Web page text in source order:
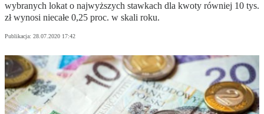
wybranych lokat o najwyższych stawkach dla kwoty równiej 10 tys.
zł wynosi niecałe 0,25 proc. w skali roku.
Publikacja: 28.07.2020 17:42